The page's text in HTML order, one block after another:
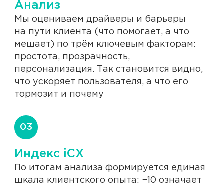
03
Анализ
Мы оцениваем драйверы и барьеры
на пути клиента (что помогает, а что
мешает) по трём ключевым факторам:
простота, прозрачность,
персонализация. Так становится видно,
что ускоряет пользователя, а что его
тормозит и почему
Индекс iCX
По итогам анализа формируется единая
шкала клиентского опыта: −10 означает